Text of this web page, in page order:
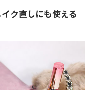
ク直しにも使える